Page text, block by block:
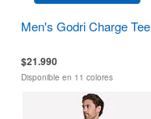
Men's Godri Charge Tee
$21.990
Disponible en 11 colores